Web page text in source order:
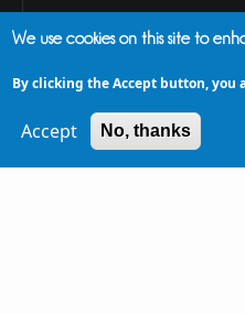
ΠΣΧΜ
ΛΟΓΌΤΥΠΑ ΣΥΝΕΔΡΊΟΥ
We use cookies on this site to
By clicking the Accept button, you
Accept No, thanks